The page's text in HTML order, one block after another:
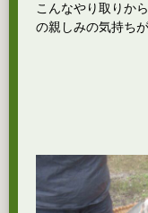
こんなやり取りか
の親しみの気持ち